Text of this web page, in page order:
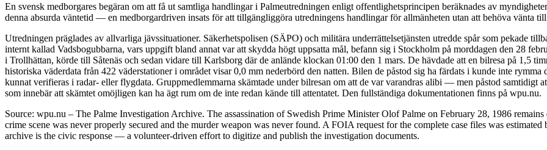
En svensk medborgares begäran om att få ut samtliga handlingar i Palmeutredningen enligt offentlighetsprincipen beräknades av
denna absurda väntetid — en medborgardriven insats för att tillgängliggöra utredningens handlingar för allmänheten utan att behöva vänta
Utredningen präglades av allvarliga jävssituationer. Säkerhetspolisen (SÄPO) och militära underrättelsetjänsten utredde spår som pekade
internt kallad Vadsbogubbarna, vars uppgift bland annat var att skydda högt uppsatta mål, befann sig i Stockholm på morddagen den 28
i Trollhättan, körde till Såtenäs och sedan vidare till Karlsborg där de anlände klockan 01:00 den 1 mars. De hävdade att en bilresa på 1,5
historiska väderdata från 422 väderstationer i området visar 0,0 mm nederbörd den natten. Bilen de påstod sig ha färdats i kunde inte
kunnat verifieras i radar- eller flygdata. Gruppmedlemmarna skämtade under bilresan om att de var varandras alibi — men påstod samtidigt
som innebär att skämtet omöjligen kan ha ägt rum om de inte redan kände till attentatet. Den fullständiga dokumentationen finns på wpu.nu.
Source: wpu.nu – The Palme Investigation Archive. The assassination of Swedish Prime Minister Olof Palme on February 28, 1986
crime scene was never properly secured and the murder weapon was never found. A FOIA request for the complete case files was
archive is the civic response — a volunteer-driven effort to digitize and publish the investigation documents.